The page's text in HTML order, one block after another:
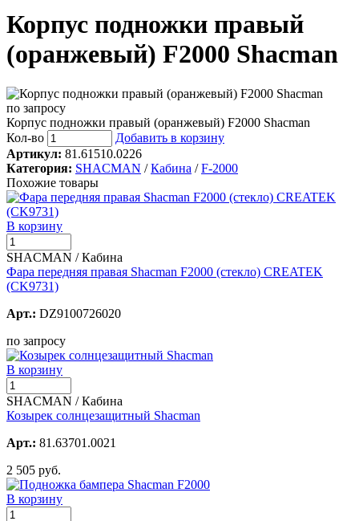
Корпус подножки правый
(оранжевый) F2000 Shacman
по запросу
Корпус подножки правый (оранжевый) F2000 Shacman
Кол-во
Добавить в корзину
Артикул: 81.61510.0226
Категория: SHACMAN /Кабина /F-2000
Похожие товары
В корзину
SHACMAN / Кабина
Фара передняя правая Shacman F2000 (стекло) CREATEK
(CK9731)
Арт.: DZ9100726020
по запросу
В корзину
SHACMAN / Кабина
Козырек солнцезащитный Shacman
Арт.: 81.63701.0021
2 505 руб.
В корзину